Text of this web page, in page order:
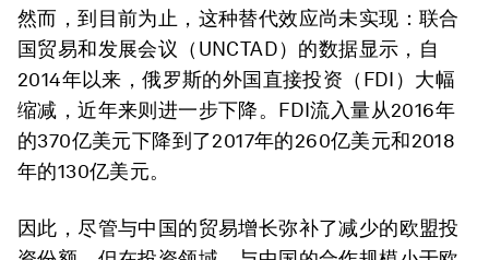
然而，到目前为止，这种替代效应尚未实现：联合
国贸易和发展会议（UNCTAD）的数据显示，自
2014年以来，俄罗斯的外国直接投资（FDI）大幅
缩减，近年来则进一步下降。FDI流入量从2016年
的370亿美元下降到了2017年的260亿美元和2018
年的130亿美元。
因此，尽管与中国的贸易增长弥补了减少的欧盟投